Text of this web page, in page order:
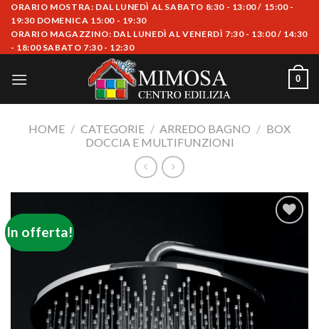
Skip
content
ORARIO MOSTRA: DAL LUNEDÌ AL SABATO 8:30 - 13:00 / 15:00 -
19:30 DOMENICA 15:00 - 19:30
ORARIO MAGAZZINO: DAL LUNEDÌ AL VENERDÌ 7:30 - 13:00 / 14:30
- 18:00 SABATO 7:30 - 12:30
0
HOME / CATEGORIE / ARREDO BAGNO / BOX
DOCCIA E MULTIFUNZIONI
In offerta!
dei
desideri